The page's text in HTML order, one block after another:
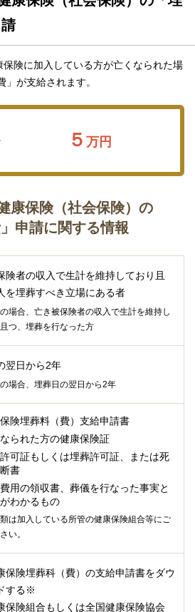
険に加入している方が亡くなられた場
が支給されます。
５万円
康保険（社会保険）の
申請に関する情報
険者の収入で生計を維持しており且
を埋葬すべき立場にある者
場合、亡き被保険者の収入で生計を維持し
つ、埋葬を行なった方
翌日から2年
場合、埋葬日の翌日から2年
険埋葬料（費）支給申請書
られた方の健康保険証
可証もしくは埋葬許可証、または死
書
用の領収書、葬儀を行なった事実と
わかるもの
は加入している所管の健康保険組合等にご
い。
保険埋葬科（費）の支給申請書をダウ
する※
保険組合もしくは全国健康保険協会